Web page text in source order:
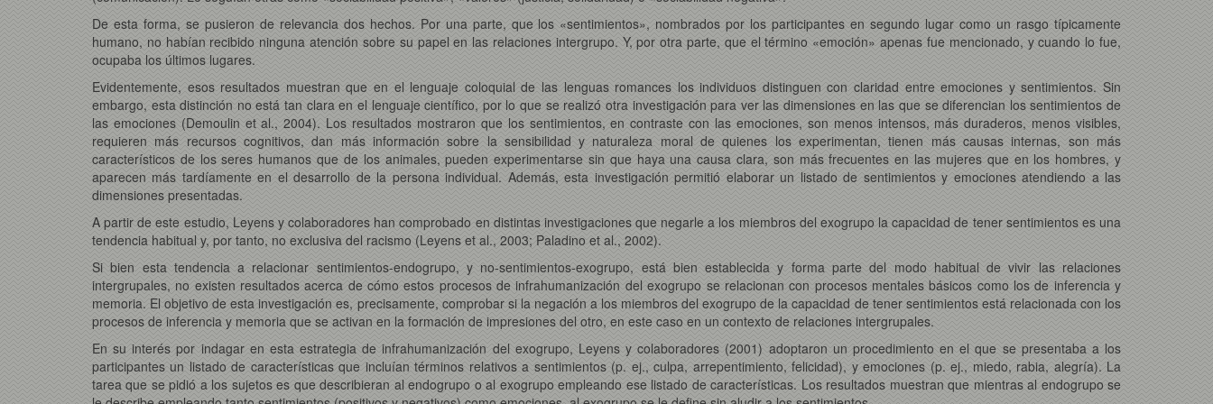
De esta forma, se pusieron de relevancia dos hechos. Por una parte, que los «sentimientos», nombrados por los participantes en segundo lugar como un rasgo típicamente
humano, no habían recibido ninguna atención sobre su papel en las relaciones intergrupo. Y, por otra parte, que el término «emoción» apenas fue mencionado, y cuando lo fue,
ocupaba los últimos lugares.
Evidentemente, esos resultados muestran que en el lenguaje coloquial de las lenguas romances los individuos distinguen con claridad entre emociones y sentimientos. Sin
embargo, esta distinción no está tan clara en el lenguaje científico, por lo que se realizó otra investigación para ver las dimensiones en las que se diferencian los sentimientos de
las emociones (Demoulin et al., 2004). Los resultados mostraron que los sentimientos, en contraste con las emociones, son menos intensos, más duraderos, menos visibles,
requieren más recursos cognitivos, dan más información sobre la sensibilidad y naturaleza moral de quienes los experimentan, tienen más causas internas, son más
característicos de los seres humanos que de los animales, pueden experimentarse sin que haya una causa clara, son más frecuentes en las mujeres que en los hombres, y
aparecen más tardíamente en el desarrollo de la persona individual. Además, esta investigación permitió elaborar un listado de sentimientos y emociones atendiendo a las
dimensiones presentadas.
A partir de este estudio, Leyens y colaboradores han comprobado en distintas investigaciones que negarle a los miembros del exogrupo la capacidad de tener sentimientos es una
tendencia habitual y, por tanto, no exclusiva del racismo (Leyens et al., 2003; Paladino et al., 2002).
Si bien esta tendencia a relacionar sentimientos-endogrupo, y no-sentimientos-exogrupo, está bien establecida y forma parte del modo habitual de vivir las relaciones
intergrupales, no existen resultados acerca de cómo estos procesos de infrahumanización del exogrupo se relacionan con procesos mentales básicos como los de inferencia y
memoria. El objetivo de esta investigación es, precisamente, comprobar si la negación a los miembros del exogrupo de la capacidad de tener sentimientos está relacionada con los
procesos de inferencia y memoria que se activan en la formación de impresiones del otro, en este caso en un contexto de relaciones intergrupales.
En su interés por indagar en esta estrategia de infrahumanización del exogrupo, Leyens y colaboradores (2001) adoptaron un procedimiento en el que se presentaba a los
participantes un listado de características que incluían términos relativos a sentimientos (p. ej., culpa, arrepentimiento, felicidad), y emociones (p. ej., miedo, rabia, alegría). La
tarea que se pidió a los sujetos es que describieran al endogrupo o al exogrupo empleando ese listado de características. Los resultados muestran que mientras al endogrupo se